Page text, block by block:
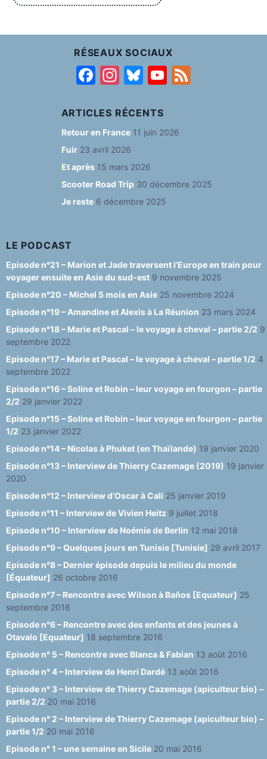
RÉSEAUX SOCIAUX
F
c
e
b
o
o
k
In
a
g
ra
m
Bl
e
s
y
Y
T
e
n
n
el
ARTICLES RÉCENTS
Retour en France 11 juin 2026
Fuir 23 avril 2026
Et après 15 mars 2026
Scooter Road Trip 30 décembre 2025
Je reste 6 décembre 2025
LE PODCAST
Episode n°21 – Marion et Jade traversent l’Europe en train pour
voyager ensuite en Asie du sud-est 9 novembre 2025
Episode n°20 – Michel 5 mois en Asie 25 novembre 2024
Episode n°19 – Amandine et Alexis à La Réunion 23 mars 2024
Episode n°18 – Marie et Pascal – le voyage à cheval – partie 2/2 9
septembre 2022
Episode n°17 – Marie et Pascal – le voyage à cheval – partie 1/2 4
septembre 2022
Episode n°16 – Soline et Robin – leur voyage en fourgon – partie
2/2 29 janvier 2022
Episode n°15 – Soline et Robin – leur voyage en fourgon – partie
1/2 23 janvier 2022
Episode n°14 – Nicolas à Phuket (en Thaïlande) 19 janvier 2020
Episode n°13 – Interview de Thierry Cazemage (2019) 19 janvier
2020
Episode n°12 – Interview d’Oscar à Cali 25 janvier 2019
Episode n°11 – Interview de Vivien Heitz 9 juillet 2018
Episode n°10 – Interview de Noémie de Berlin 12 mai 2018
Episode n°9 – Quelques jours en Tunisie [Tunisie] 29 avril 2017
Episode n°8 – Dernier épisode depuis le milieu du monde
[Équateur] 26 octobre 2016
Episode n°7 – Rencontre avec Wilson à Baños [Equateur] 25
septembre 2016
Episode n°6 – Rencontre avec des enfants et des jeunes à
Otavalo [Equateur] 18 septembre 2016
Episode n° 5 – Rencontre avec Blanca & Fabian 13 août 2016
Episode n° 4 – Interview de Henri Dardé 13 août 2016
Episode n° 3 – Interview de Thierry Cazemage (apiculteur bio) –
partie 2/2 20 mai 2016
Episode n° 2 – Interview de Thierry Cazemage (apiculteur bio) –
partie 1/2 20 mai 2016
Episode n° 1 – une semaine en Sicile 20 mai 2016